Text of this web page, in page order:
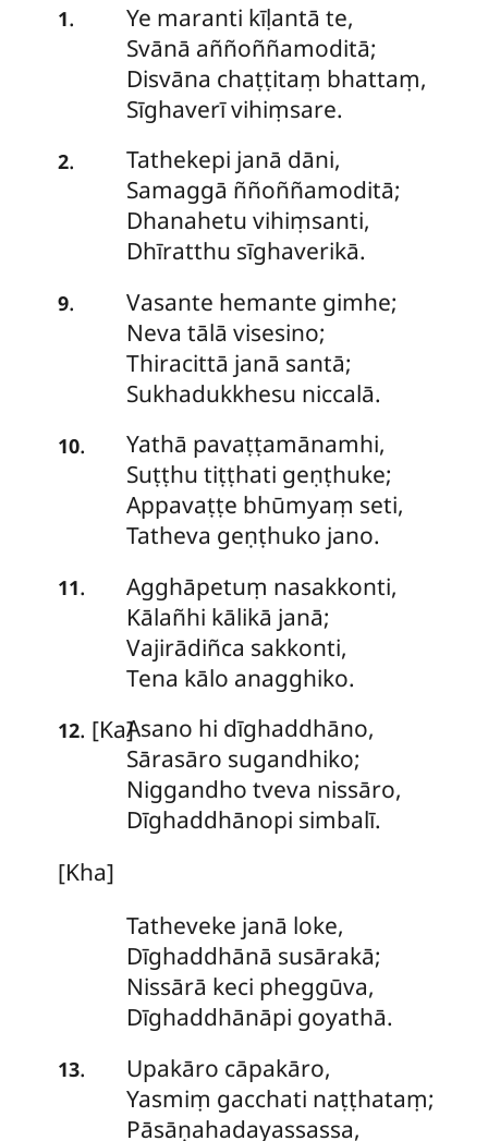
1. Ye maranti kīḷantā te,
Svānā aññoññamoditā;
Disvāna chaṭṭitaṃ bhattaṃ,
Sīghaverī vihiṃsare.
2. Tathekepi janā dāni,
Samaggā ññoññamoditā;
Dhanahetu vihiṃsanti,
Dhīratthu sīghaverikā.
9. Vasante hemante gimhe;
Neva tālā visesino;
Thiracittā janā santā;
Sukhadukkhesu niccalā.
10. Yathā pavaṭṭamānamhi,
Suṭṭhu tiṭṭhati geṇṭhuke;
Appavaṭṭe bhūmyaṃ seti,
Tatheva geṇṭhuko jano.
11. Agghāpetuṃ nasakkonti,
Kālañhi kālikā janā;
Vajirādiñca sakkonti,
Tena kālo anagghiko.
12. [Ka]Asano hi dīghaddhāno,
Sārasāro sugandhiko;
Niggandho tveva nissāro,
Dīghaddhānopi simbalī.
[Kha]
Tatheveke janā loke,
Dīghaddhānā susārakā;
Nissārā keci pheggūva,
Dīghaddhānāpi goyathā.
13. Upakāro cāpakāro,
Yasmiṃ gacchati naṭṭhataṃ;
Pāsāṇahadayassassa,